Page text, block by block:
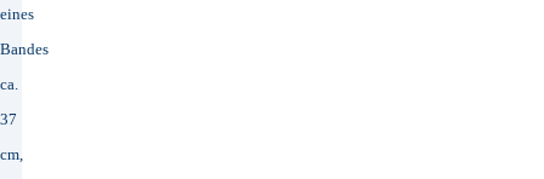
eines
Bandes
ca.
37
cm,